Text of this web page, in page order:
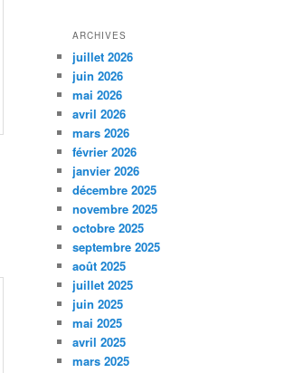
ARCHIVES
juillet 2026
juin 2026
mai 2026
avril 2026
mars 2026
février 2026
janvier 2026
décembre 2025
novembre 2025
octobre 2025
septembre 2025
août 2025
juillet 2025
juin 2025
mai 2025
avril 2025
mars 2025